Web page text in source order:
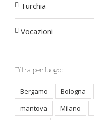
Turchia
Vocazioni
Filtra per luogo:
Bergamo Bologna
mantova
Milano